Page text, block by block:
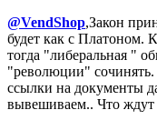
@VendShop,Закон
будет как с Платоном.
тогда "либеральная "
"революции" сочинять.
ссылки на документы
вывешиваем.. Что ждут